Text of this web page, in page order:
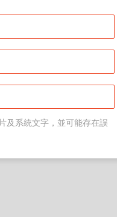
及系統文字，並可能存在誤